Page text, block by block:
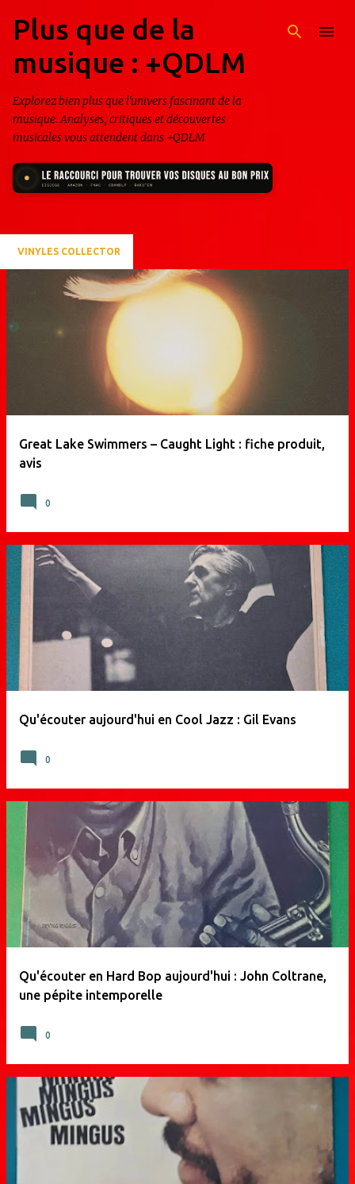
Accéder au contenu principal
Plus que de la
musique : +QDLM
Explorez bien plus que l'univers fascinant de la
musique. Analyses, critiques et découvertes
musicales vous attendent dans +QDLM
VINYLES COLLECTOR
Great Lake Swimmers – Caught Light : fiche produit,
avis
0
Qu'écouter aujourd'hui en Cool Jazz : Gil Evans
0
Qu'écouter en Hard Bop aujourd'hui : John Coltrane,
une pépite intemporelle
0